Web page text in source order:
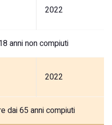
2022
anni non compiuti
2022
dai 65 anni compiuti